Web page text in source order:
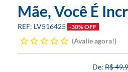
Mãe, Você É
LV516425 -30% OFF
Avalie agora!
R$